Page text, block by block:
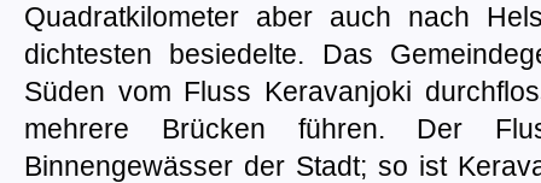
Quadratkilometer aber auch nach
dichtesten besiedelte. Das
Süden vom Fluss Keravanjoki
mehrere Brücken führen. Der
Binnengewässer der Stadt; so ist